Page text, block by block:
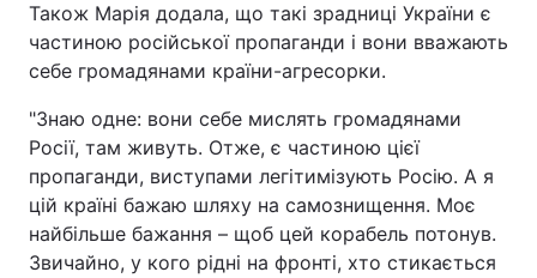
Також Марія додала, що такі зрадниці України є
частиною російської пропаганди і вони вважають
себе громадянами країни-агресорки.
"Знаю одне: вони себе мислять громадянами
Росії, там живуть. Отже, є частиною цієї
пропаганди, виступами легітимізують Росію. А я
цій країні бажаю шляху на самознищення. Моє
найбільше бажання – щоб цей корабель потонув.
Звичайно, у кого рідні на фронті, хто стикається